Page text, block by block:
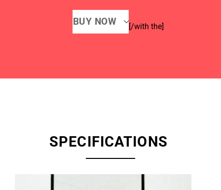
BUY NOW [/with the]
SPECIFICATIONS